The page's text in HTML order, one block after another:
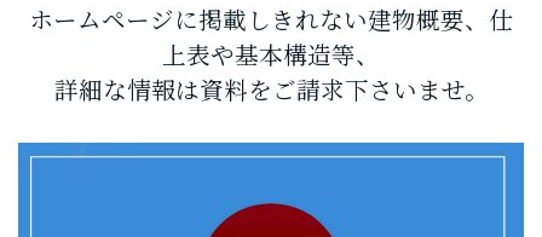
ホームページに掲載しきれない建物概要、仕
上表や基本構造等、
詳細な情報は資料をご請求下さいませ。